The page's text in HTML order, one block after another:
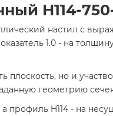
H114-
настил с
1.0 - на
плоскость, но и
геометрию
H114 - на